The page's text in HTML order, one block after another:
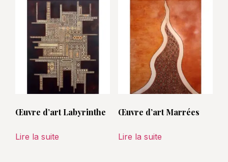
Œuvre d’art Labyrinthe
Lire la suite
Œuvre d’art Marrées
Lire la suite